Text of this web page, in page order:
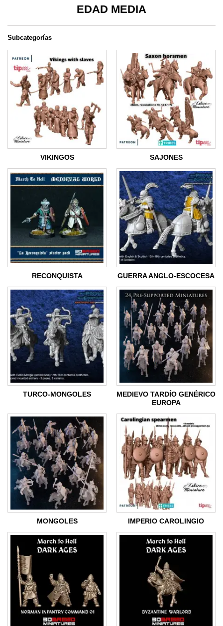
EDAD MEDIA
Subcategorías
VIKINGOS SAJONES
RECONQUISTA GUERRA ANGLO-ESCOCESA
TURCO-MONGOLES
MEDIEVO TARDÍO GENÉRICO
EUROPA
MONGOLES IMPERIO CAROLINGIO